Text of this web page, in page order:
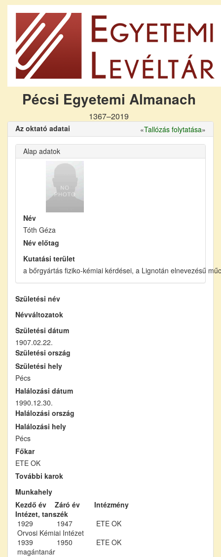
Pécsi Egyetemi Almanach
1367–2019
Az oktató adatai «Tallózás folytatása»
Alap adatok
Név
Tóth Géza
Név előtag
Kutatási terület
a bőrgyártás fiziko-kémiai kérdései, a Lignotán elnevezésű
Születési név
Névváltozatok
Születési dátum
1907.02.22.
Születési ország
Születési hely
Pécs
Halálozási dátum
1990.12.30.
Halálozási ország
Halálozási hely
Pécs
Főkar
ETE OK
További karok
Munkahely
Kezdő év
Záró év
Intézmény
Intézet, tanszék
1929
1947
ETE OK
Orvosi Kémiai Intézet
1939
1950
ETE OK
magántanár